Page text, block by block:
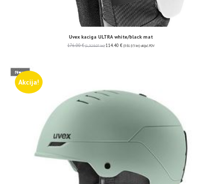
Uvex kaciga ULTRA white/black mat
176.00€ (1,326.07 kn) 114.40 € (861.95 kn) uključ. PDV
Akcija!